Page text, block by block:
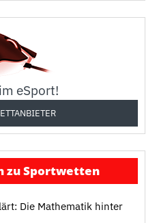
eSport!
zu Sportwetten
Die Mathematik hinter